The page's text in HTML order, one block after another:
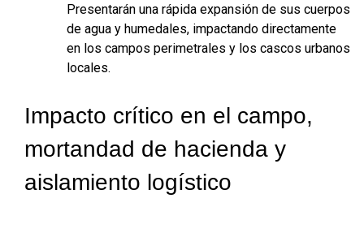
Presentarán una rápida expansión de sus cuerpos
de agua y humedales, impactando directamente
en los campos perimetrales y los cascos urbanos
locales.
Impacto crítico en el campo,
mortandad de hacienda y
aislamiento logístico